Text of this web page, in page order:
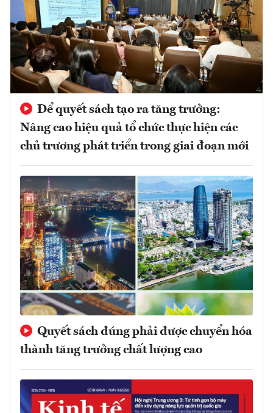
Để quyết sách tạo ra tăng trưởng:
Nâng cao hiệu quả tổ chức thực hiện các
chủ trương phát triển trong giai đoạn mới
Quyết sách đúng phải được chuyển hóa
thành tăng trưởng chất lượng cao